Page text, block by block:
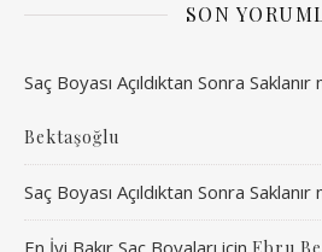
SON
Saç Boyası Açıldıktan Sonra Saklanır
Bektaşoğlu
Saç Boyası Açıldıktan Sonra Saklanır
En İyi Bakır Saç Boyaları için